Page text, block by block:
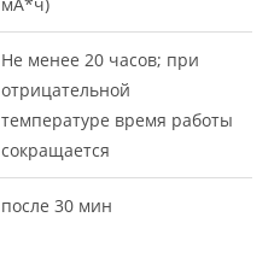
мА*ч)
Не менее 20 часов; при
отрицательной
температуре время работы
сокращается
после 30 мин